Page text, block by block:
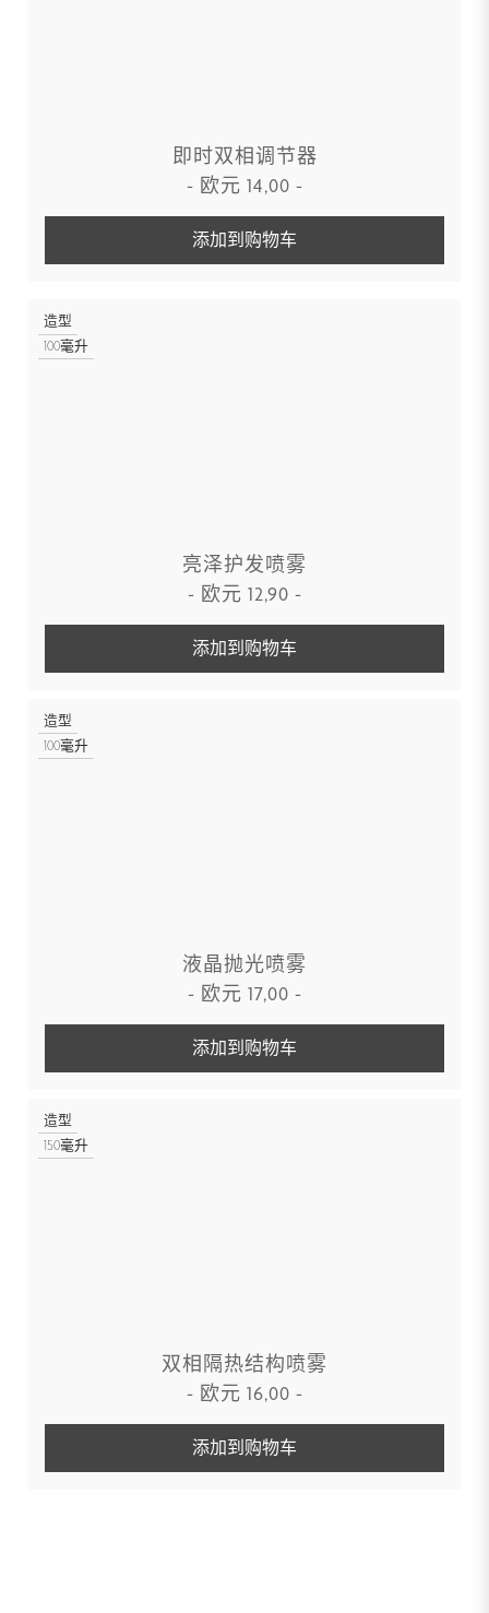
即时双相调节器
- 欧元 14,00 -
添加到购物车
造型
100毫升
亮泽护发喷雾
- 欧元 12,90 -
添加到购物车
造型
100毫升
液晶抛光喷雾
- 欧元 17,00 -
添加到购物车
造型
150毫升
双相隔热结构喷雾
- 欧元 16,00 -
添加到购物车